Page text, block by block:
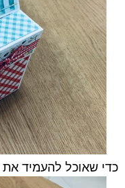
כדי שאוכל להעמיד את